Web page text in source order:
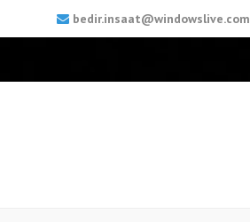
bedir.insaat@windowslive.com